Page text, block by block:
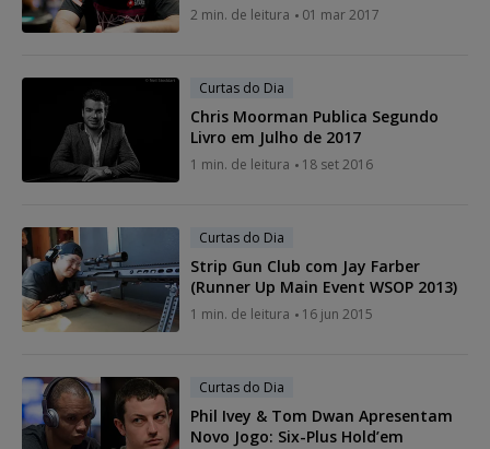
2 min. de leitura 01 mar 2017
Curtas do Dia
Chris Moorman Publica Segundo
Livro em Julho de 2017
1 min. de leitura 18 set 2016
Curtas do Dia
Strip Gun Club com Jay Farber
(Runner Up Main Event WSOP 2013)
1 min. de leitura 16 jun 2015
Curtas do Dia
Phil Ivey & Tom Dwan Apresentam
Novo Jogo: Six-Plus Hold’em